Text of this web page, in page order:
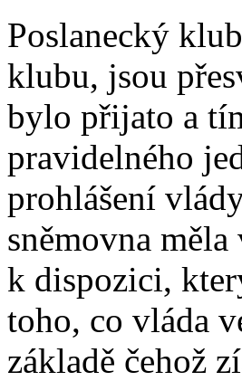
Poslanecký
klubu, jsou
bylo přijato a
pravidelného
prohlášení
sněmovna
k dispozici,
toho, co vláda
základě čehož